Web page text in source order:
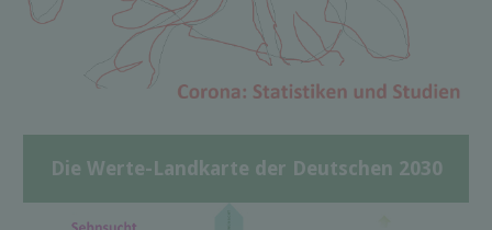
Die Werte-Landkarte der Deutschen 2030